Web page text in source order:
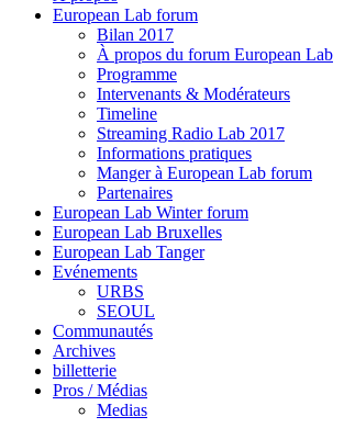
European Lab forum
Bilan 2017
À propos du forum European Lab
Programme
Intervenants & Modérateurs
Timeline
Streaming Radio Lab 2017
Informations pratiques
Manger à European Lab forum
Partenaires
European Lab Winter forum
European Lab Bruxelles
European Lab Tanger
Evénements
URBS
SEOUL
Communautés
Archives
billetterie
Pros / Médias
Medias